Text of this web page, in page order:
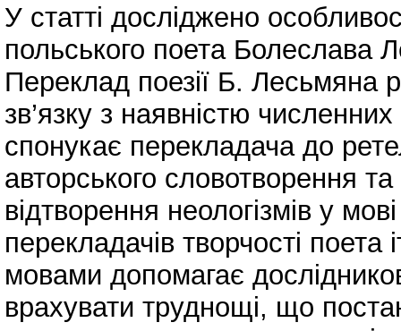
У статті досліджено
польського поета Болеслава
Переклад поезії Б. Лесьмяна
зв’язку з наявністю
спонукає перекладача до
авторського словотворення
відтворення неологізмів у
перекладачів творчості
мовами допомагає
врахувати труднощі, що